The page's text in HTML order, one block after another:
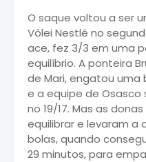
O saque voltou a ser
Vôlei Nestlé no
ace, fez 3/3 em uma
equilíbrio. A ponteira
de Mari, engatou uma
e a equipe de Osasco
no 19/17. Mas as
equilibrar e levaram a
bolas, quando
29 minutos, para